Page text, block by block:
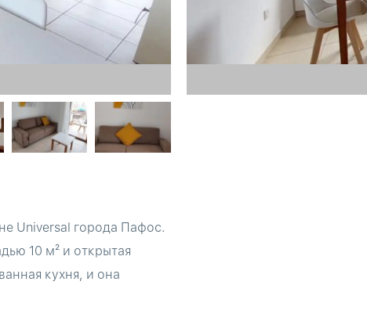
Universal города Пафос.
10 м² и открытая
кухня, и она